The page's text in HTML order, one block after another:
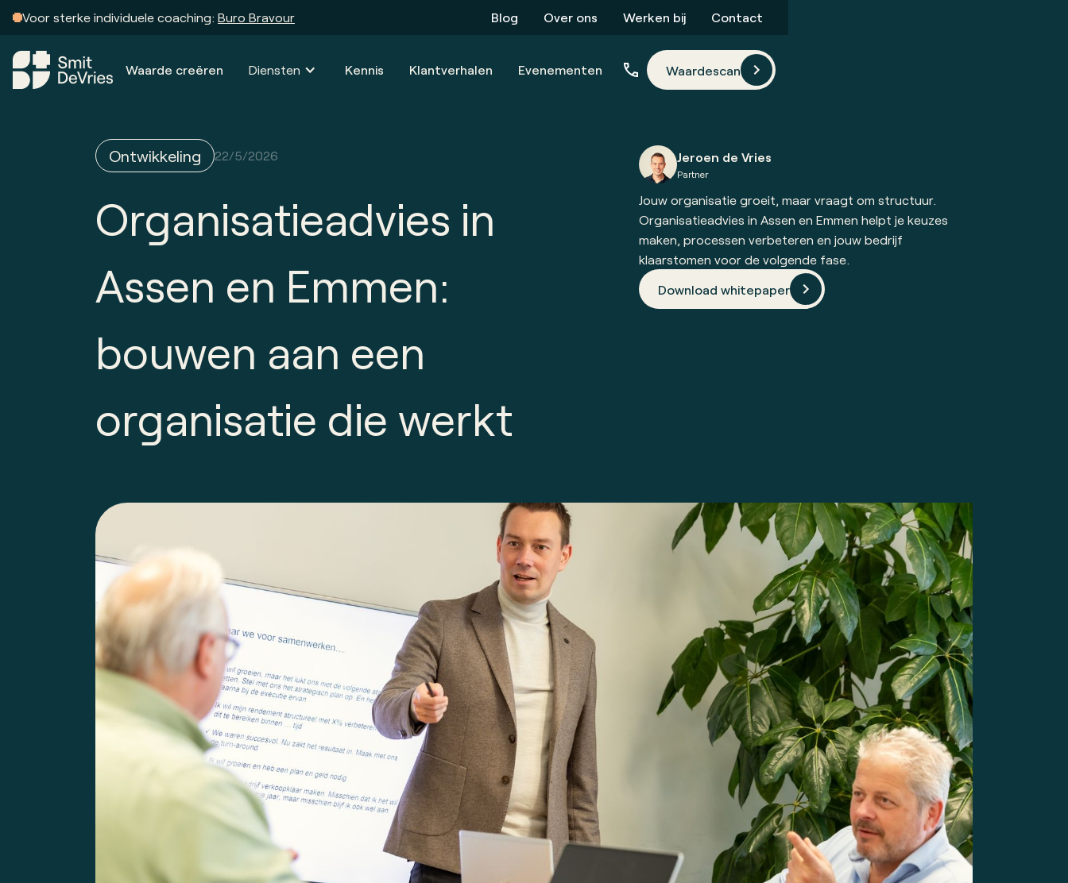
Voor sterke individuele coaching: Buro Bravour Blog Over ons Werken bij Contact
Waarde creëren Diensten Kennis Klantverhalen Evenementen Waardescan
Ontwikkeling 22/5/2026
Organisatieadvies in
Assen en Emmen:
bouwen aan een
organisatie die werkt
Jeroen de Vries
Partner
Jouw organisatie groeit, maar vraagt om structuur.
Organisatieadvies in Assen en Emmen helpt je keuzes
maken, processen verbeteren en jouw bedrijf
klaarstomen voor de volgende fase.
Download whitepaper